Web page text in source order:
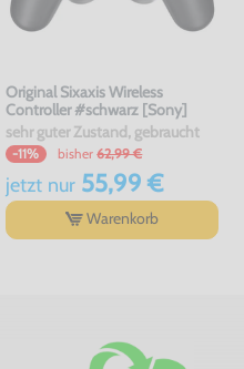
Original Sixaxis Wireless
Controller #schwarz [Sony]
sehr guter Zustand, gebraucht
-11% bisher 62,99 €
jetzt nur55,99 €
Warenkorb